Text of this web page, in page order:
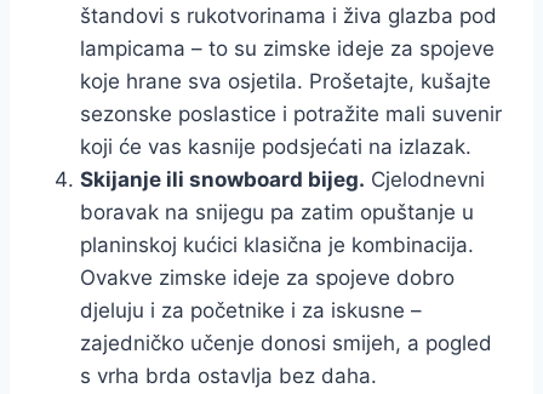
štandovi s rukotvorinama i živa glazba pod
lampicama – to su zimske ideje za spojeve
koje hrane sva osjetila. Prošetajte, kušajte
sezonske poslastice i potražite mali suvenir
koji će vas kasnije podsjećati na izlazak.
Skijanje ili snowboard bijeg. Cjelodnevni
boravak na snijegu pa zatim opuštanje u
planinskoj kućici klasična je kombinacija.
Ovakve zimske ideje za spojeve dobro
djeluju i za početnike i za iskusne –
zajedničko učenje donosi smijeh, a pogled
s vrha brda ostavlja bez daha.